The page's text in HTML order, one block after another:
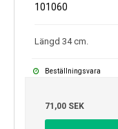
101060
Längd 34 cm.
Beställningsvara
71,00 SEK